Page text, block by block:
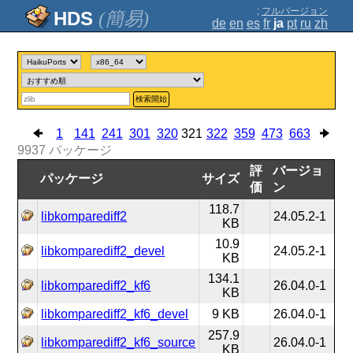
(簡易) ; フルバージョン
de en es fr ja pt ru zh
検索開始
1 141 241 301 320 321 322 359 473 663
9937 パッケージ
パッケージ サイズ
評
価
バージョ
ン
libkomparediff2
118.7
KB
24.05.2-1
libkomparediff2_devel
10.9
KB
24.05.2-1
libkomparediff2_kf6
134.1
KB
26.04.0-1
libkomparediff2_kf6_devel 9 KB 26.04.0-1
libkomparediff2_kf6_source
257.9
KB
26.04.0-1